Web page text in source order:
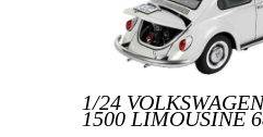
1/24
1500 LIMOUSINE